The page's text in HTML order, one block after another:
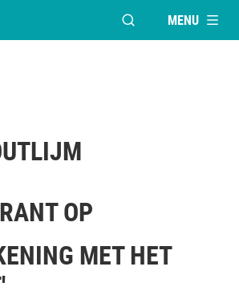
VENSTER OPENEN
MENU
OP
MET HET